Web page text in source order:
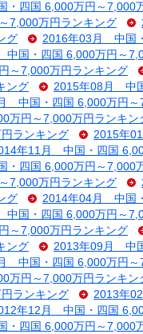
四国 6,000万円～7,000
7,000万円ランキング
グ
2016年03月 中国
国・四国 6,000万円～
～7,000万円ランキング
ング
2015年08月 中
中国・四国 6,000万円～
万円～7,000万円ランキン
ランキング
2015年
年11月 中国・四国
四国 6,000万円～7,000
7,000万円ランキング
グ
2014年04月 中国
国・四国 6,000万円～
～7,000万円ランキング
ング
2013年09月 中
中国・四国 6,000万円～
万円～7,000万円ランキン
ランキング
2013年
年12月 中国・四国
四国 6,000万円～7,000